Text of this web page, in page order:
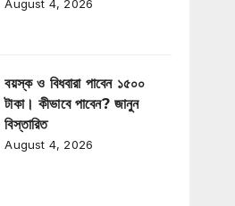
August 4, 2026
বয়স্ক ও বিধবারা পাবেন ১৫০০
টাকা। কীভাবে পাবেন? জানুন
বিস্তারিত
August 4, 2026